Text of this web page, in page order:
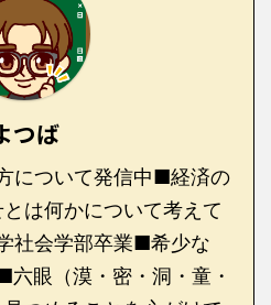
つば
について発信中■経済の
は何かについて考えて
社会学部卒業■希少な
眼（漠・密・洞・童・